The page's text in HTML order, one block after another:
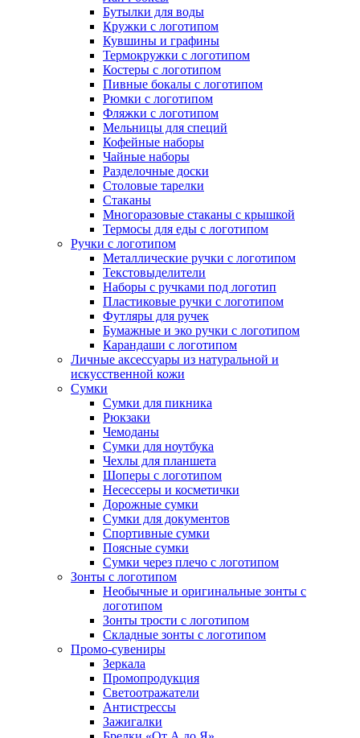
Бутылки для воды
Кружки с логотипом
Кувшины и графины
Термокружки с логотипом
Костеры с логотипом
Пивные бокалы с логотипом
Рюмки с логотипом
Фляжки с логотипом
Мельницы для специй
Кофейные наборы
Чайные наборы
Разделочные доски
Столовые тарелки
Стаканы
Многоразовые стаканы с крышкой
Термосы для еды с логотипом
Ручки с логотипом
Металлические ручки с логотипом
Текстовыделители
Наборы с ручками под логотип
Пластиковые ручки с логотипом
Футляры для ручек
Бумажные и эко ручки с логотипом
Карандаши с логотипом
Личные аксессуары из натуральной и
искусственной кожи
Сумки
Сумки для пикника
Рюкзаки
Чемоданы
Сумки для ноутбука
Чехлы для планшета
Шоперы с логотипом
Несессеры и косметички
Дорожные сумки
Сумки для документов
Спортивные сумки
Поясные сумки
Сумки через плечо с логотипом
Зонты с логотипом
Необычные и оригинальные зонты с
логотипом
Зонты трости с логотипом
Складные зонты с логотипом
Промо-сувениры
Зеркала
Промопродукция
Светоотражатели
Антистрессы
Зажигалки